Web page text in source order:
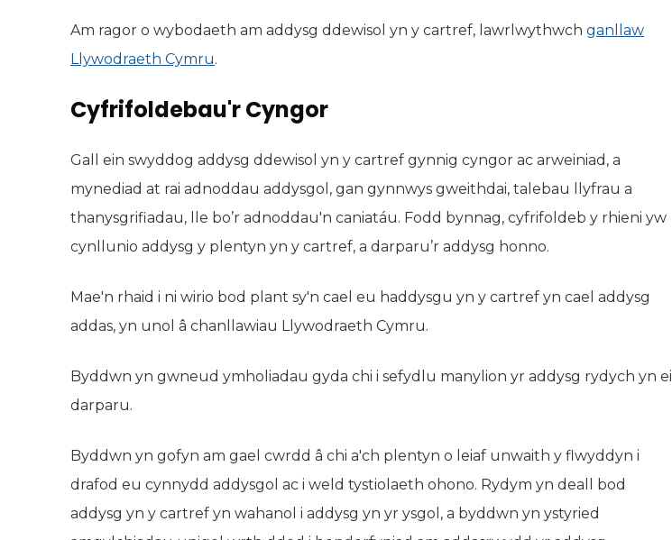
Am ragor o wybodaeth am addysg ddewisol yn y cartref, lawrlwythwch ganllaw
Llywodraeth Cymru(yn agor mewn tab newydd)
.
Cyfrifoldebau'r Cyngor
Gall ein swyddog addysg ddewisol yn y cartref gynnig cyngor ac arweiniad, a
mynediad at rai adnoddau addysgol, gan gynnwys gweithdai, talebau llyfrau a
thanysgrifiadau, lle bo’r adnoddau'n caniatáu. Fodd bynnag, cyfrifoldeb y rhieni yw
cynllunio addysg y plentyn yn y cartref, a darparu’r addysg honno.
Mae'n rhaid i ni wirio bod plant sy'n cael eu haddysgu yn y cartref yn cael addysg
addas, yn unol â chanllawiau Llywodraeth Cymru.
Byddwn yn gwneud ymholiadau gyda chi i sefydlu manylion yr addysg rydych yn ei
darparu.
Byddwn yn gofyn am gael cwrdd â chi a'ch plentyn o leiaf unwaith y flwyddyn i
drafod eu cynnydd addysgol ac i weld tystiolaeth ohono. Rydym yn deall bod
addysg yn y cartref yn wahanol i addysg yn yr ysgol, a byddwn yn ystyried